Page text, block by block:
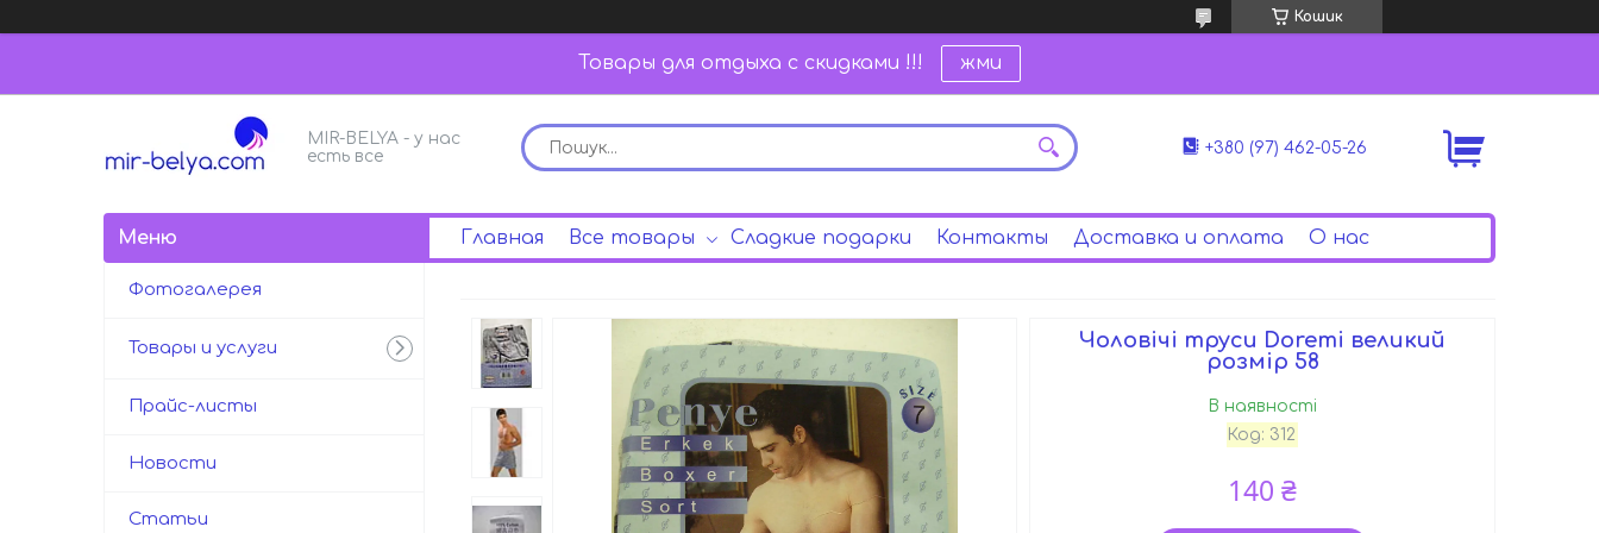
Кошик
Товары для отдыха с скидками !!! жми
MIR-BELYA - у нас
есть все
+380 (97) 462-05-26
Главная Все товары Сладкие подарки Контакты Доставка и оплата О нас
Чоловічі труси Doremi великий
розмір 58
В наявності
Код: 312
140 ₴
Фотогалерея
Товары и услуги
Прайс-листы
Новости
Статьи